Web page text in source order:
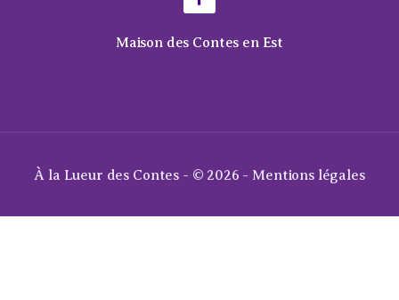
Maison des Contes en Est
À la Lueur des Contes - © 2026 - Mentions légales